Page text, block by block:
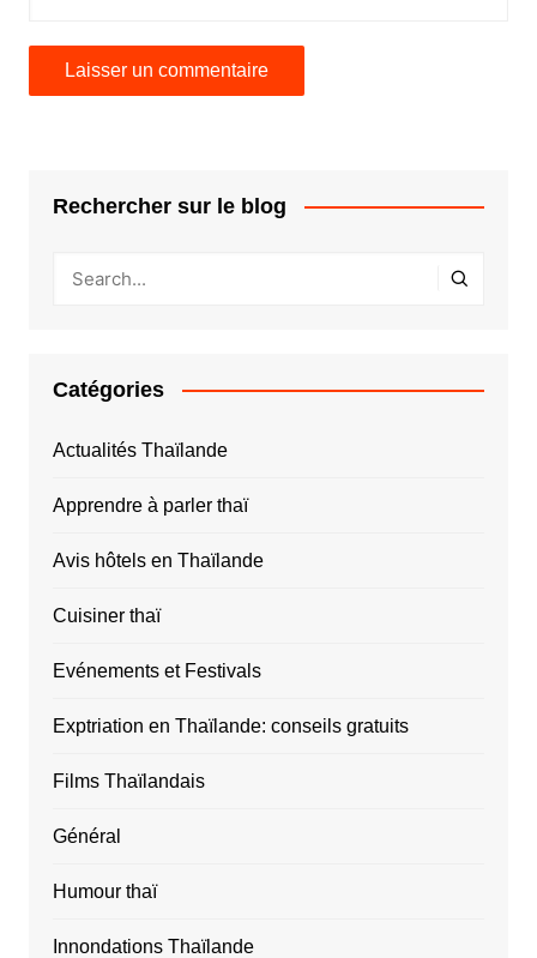
Rechercher sur le blog
Catégories
Actualités Thaïlande
Apprendre à parler thaï
Avis hôtels en Thaïlande
Cuisiner thaï
Evénements et Festivals
Exptriation en Thaïlande: conseils gratuits
Films Thaïlandais
Général
Humour thaï
Innondations Thaïlande